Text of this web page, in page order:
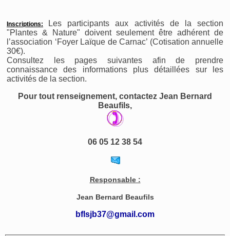
Inscriptions:
Les participants aux activités de la section
"Plantes & Nature" doivent seulement être adhérent de
l’association ‘Foyer Laïque de Carnac’ (Cotisation annuelle
30€).
Consultez les pages suivantes afin de prendre
connaissance des informations plus détaillées sur les
activités de la section.
Pour tout renseignement, contactez Jean Bernard
Beaufils,
06 05 12 38 54
Responsable :
Jean Bernard Beaufils
bflsjb37@gmail.com